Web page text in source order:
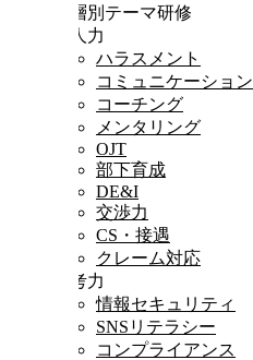
階層別テーマ研修
対人力
ハラスメント
コミュニケーション
コーチング
メンタリング
OJT
部下育成
DE&I
交渉力
CS・接遇
クレーム対応
思考力
情報セキュリティ
SNSリテラシー
コンプライアンス